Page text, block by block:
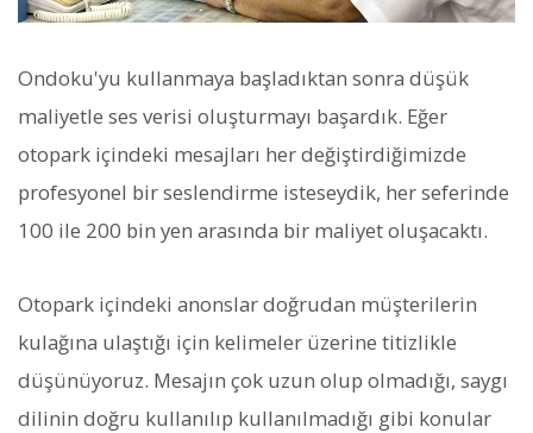
Ondoku'yu kullanmaya başladıktan sonra düşük
maliyetle ses verisi oluşturmayı başardık. Eğer
otopark içindeki mesajları her değiştirdiğimizde
profesyonel bir seslendirme isteseydik, her seferinde
100 ile 200 bin yen arasında bir maliyet oluşacaktı.
Otopark içindeki anonslar doğrudan müşterilerin
kulağına ulaştığı için kelimeler üzerine titizlikle
düşünüyoruz. Mesajın çok uzun olup olmadığı, saygı
dilinin doğru kullanılıp kullanılmadığı gibi konular